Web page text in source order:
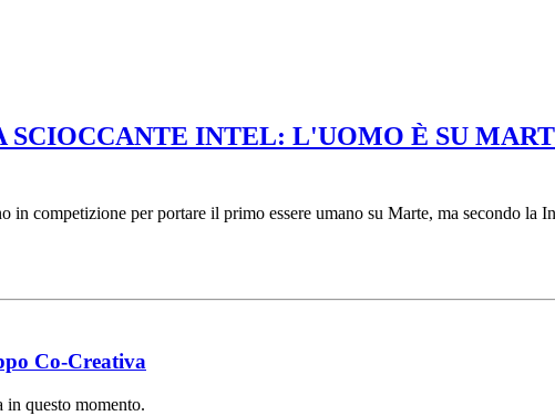
INTEL: L'UOMO È SU
competizione per portare il primo essere umano su Marte, ma secondo la
Co-Creativa
in questo momento.